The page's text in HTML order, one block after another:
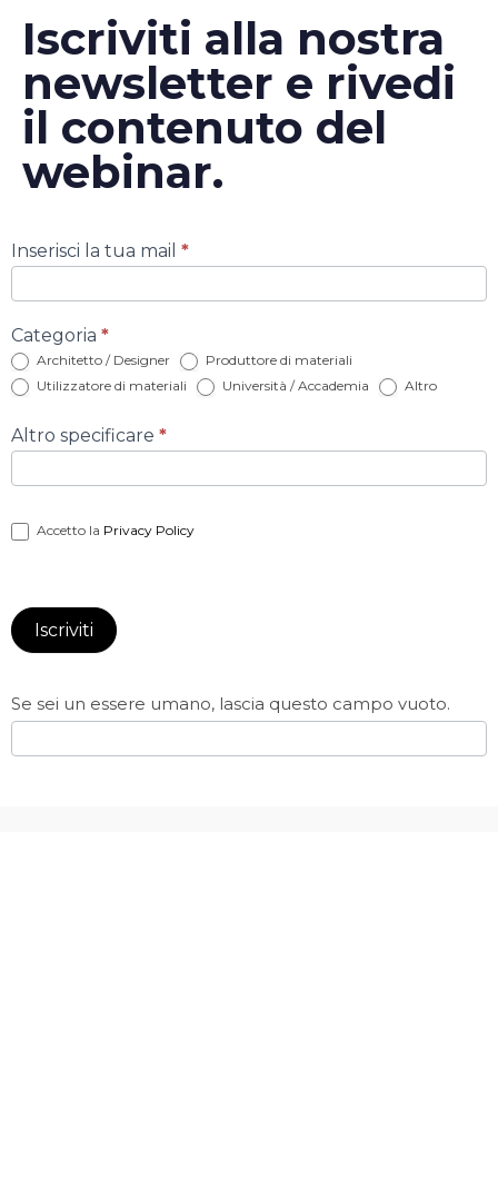
Iscriviti alla nostra
newsletter e rivedi
il contenuto del
webinar.
Iscrizione
newsletter
con
Inserisci la tua mail *
Categoria *
Architetto / Designer
Produttore di materiali
Utilizzatore di materiali
Università / Accademia Altro
Altro specificare *
Accetto la Privacy Policy
Iscriviti
Se sei un essere umano, lascia questo campo vuoto.